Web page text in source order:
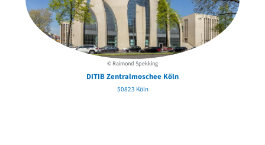
© Raimond Spekking
DITIB Zentralmoschee Köln
50823 Köln